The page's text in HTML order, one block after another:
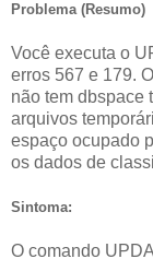
Problema (Resumo)
Você executa o
erros 567 e 179.
não tem dbspace
arquivos
espaço ocupado
os dados de
Sintoma:
O comando